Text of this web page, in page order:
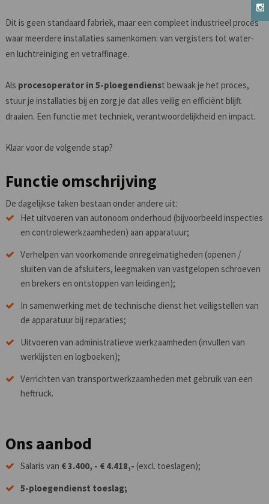
Dit is geen standaard fabriek, maar een compleet industrieel proces
waar meerdere installaties samenkomen: van vergisters tot water-
en luchtreiniging en vetraffinage.
Als procesoperator in 5-ploegendienst bewaak je het proces,
stuur je installaties bij en zorg je dat alles veilig en efficiënt blijft
draaien. Een functie met techniek, verantwoordelijkheid en impact.
Klaar voor de volgende stap?
Functie omschrijving
De dagelijkse taken bestaan onder andere uit:
Het uitvoeren van autonoom onderhoud (bijvoorbeeld inspecties
en controlewerkzaamheden) aan apparatuur;
Verhelpen van voorkomende onregelmatigheden (openen /
sluiten van de afsluiters, leegmaken van vastgelopen schroeven
en brekers en ontstoppen van leidingen);
In samenwerking met de technische dienst het veiligstellen van
de apparatuur bij reparaties;
Uitvoeren van administratieve werkzaamheden (invullen van
werklijsten en logboeken);
Verrichten van transportwerkzaamheden met gebruik van een
heftruck.
Ons aanbod
Salaris van € 3.400, - € 4.418,- (excl. toeslagen);
5-ploegendienst toeslag;